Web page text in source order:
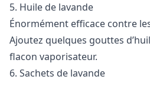
5. Huile de lavande
Énormément efficace contre
Ajoutez quelques gouttes
flacon vaporisateur.
6. Sachets de lavande